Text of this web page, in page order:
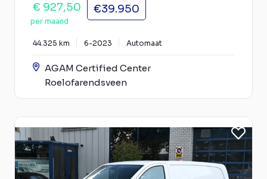
€ 927,50
per maand
€39.950
44.325 km 6-2023 Automaat
AGAM Certified Center
Roelofarendsveen